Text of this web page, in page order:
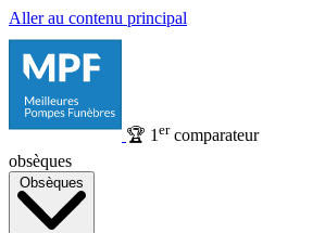
Aller au contenu principal
🏆 1 ercomparateur
obsèques
Obsèques